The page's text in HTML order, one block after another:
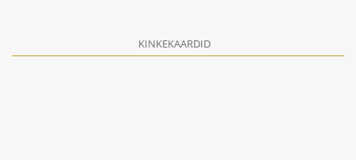
KINKEKAARDID